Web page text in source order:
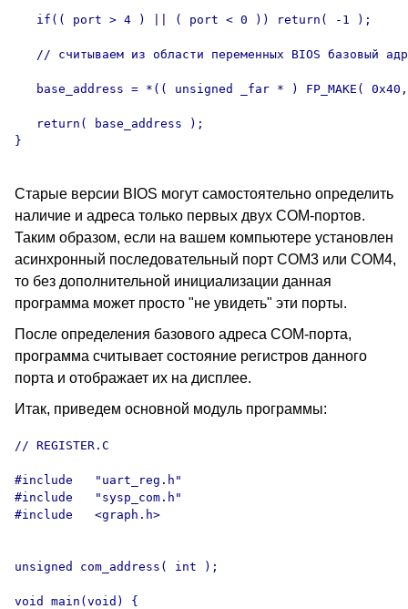
   if(( port > 4 ) || ( port < 0 )) return( -1 );
// считываем из области переменных BIOS базовый
base_address = *(( unsigned _far * ) FP_MAKE(
   return( base_address );
Старые версии BIOS могут самостоятельно определить
наличие и адреса только первых двух COM-портов.
Таким образом, если на вашем компьютере установлен
асинхронный последовательный порт COM3 или COM4,
то без дополнительной инициализации данная
программа может просто "не увидеть" эти порты.
После определения базового адреса COM-порта,
программа считывает состояние регистров данного
порта и отображает их на дисплее.
Итак, приведем основной модуль программы:
// REGISTER.C
#include   "uart_reg.h"
#include   "sysp_com.h"
#include   <graph.h>
unsigned com_address( int );
void main(void) {